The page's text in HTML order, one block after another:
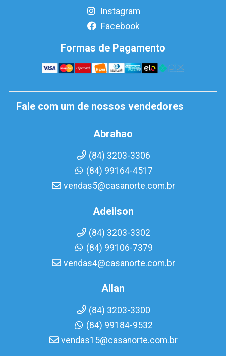
Instagram
Facebook
Formas de Pagamento
Fale com um de nossos vendedores
Abrahao
(84) 3203-3306
(84) 99164-4517
vendas5@casanorte.com.br
Adeilson
(84) 3203-3302
(84) 99106-7379
vendas4@casanorte.com.br
Allan
(84) 3203-3300
(84) 99184-9532
vendas15@casanorte.com.br